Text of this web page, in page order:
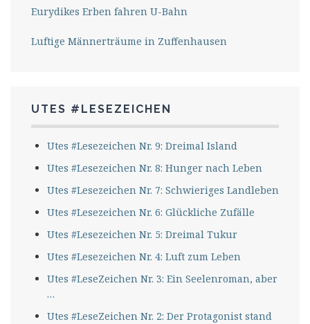
Eurydikes Erben fahren U-Bahn
Luftige Männerträume in Zuffenhausen
UTES #LESEZEICHEN
Utes #Lesezeichen Nr. 9: Dreimal Island
Utes #Lesezeichen Nr. 8: Hunger nach Leben
Utes #Lesezeichen Nr. 7: Schwieriges Landleben
Utes #Lesezeichen Nr. 6: Glückliche Zufälle
Utes #Lesezeichen Nr. 5: Dreimal Tukur
Utes #Lesezeichen Nr. 4: Luft zum Leben
Utes #LeseZeichen Nr. 3: Ein Seelenroman, aber
…
Utes #LeseZeichen Nr. 2: Der Protagonist stand